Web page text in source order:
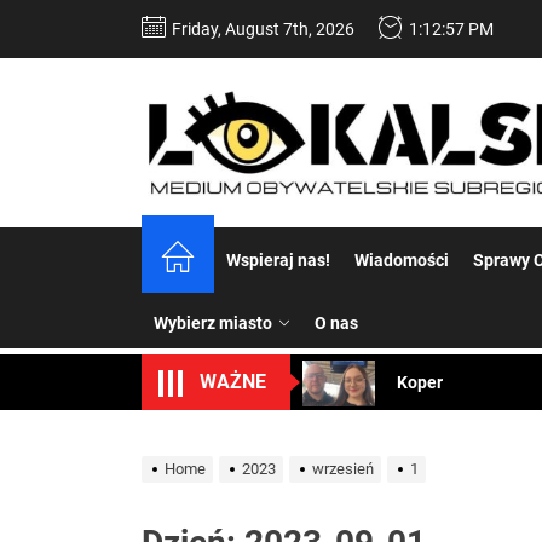
Friday, August 7th, 2026 1:12:57 PM
Wspieraj nas! Wiadomości Sprawy
Wybierz miasto O nas
WAŻNE
Dość
Ilu mieszkańców
Dość
Home 2023 wrzesień 1